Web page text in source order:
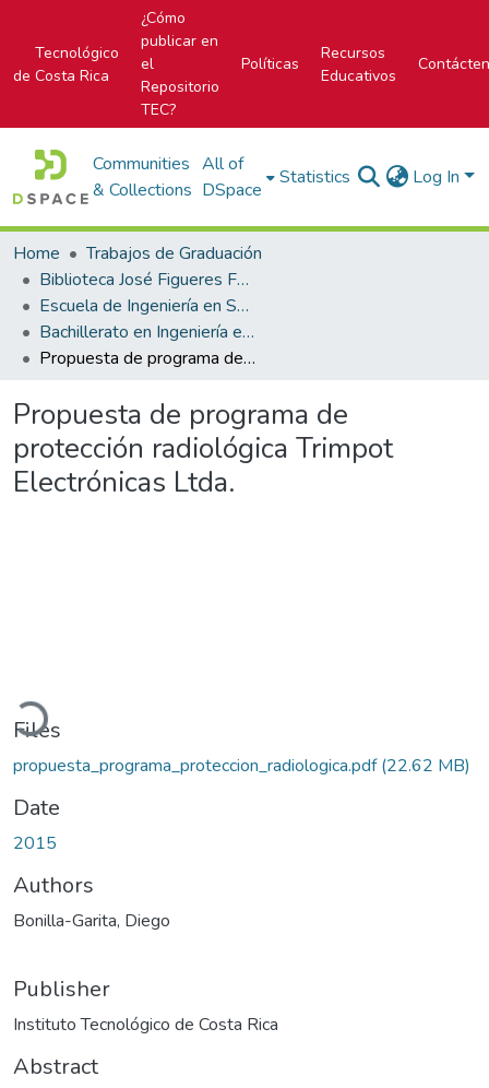
Tecnológico
de Costa Rica
¿Cómo
publicar en
el
Repositorio
TEC?
Políticas
Recursos
Educativos
Communities
& Collections
All of
DSpace
Statistics Log In
Home
Trabajos de Graduación
Biblioteca José Figueres Ferrer
Escuela de Ingeniería en Seguridad Laboral e Higiene Ambiental
Bachillerato en Ingeniería en Seguridad Laboral e Higiene Ambiental
Propuesta de programa de protección radiológica Trimpot Electrónicas Ltda.
Propuesta de programa de
protección radiológica Trimpot
Electrónicas Ltda.
Loading...
Files
propuesta_programa_proteccion_radiologica.pdf(22.62 MB)
Date
2015
Authors
Bonilla-Garita, Diego
Publisher
Instituto Tecnológico de Costa Rica
Abstract